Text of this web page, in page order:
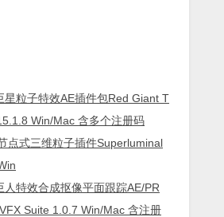
星粒子特效AE插件包Red Giant T
Win/Mac 含多个注册码
点式三维粒子插件Superluminal
人特效合成抠像平面跟踪AE/PR
Suite 1.0.7 Win/Mac 含注册